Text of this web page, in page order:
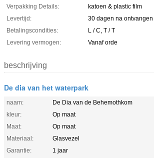
Verpakking Details:
katoen & plastic film
Levertijd:
30 dagen na ontvangen
Betalingscondities:
L / C, T / T
Levering vermogen:
Vanaf orde
beschrijving
De dia van het waterpark
naam:
De Dia van de Behemothkom
kleur:
Op maat
Maat:
Op maat
Materiaal:
Glasvezel
Garantie:
1 jaar